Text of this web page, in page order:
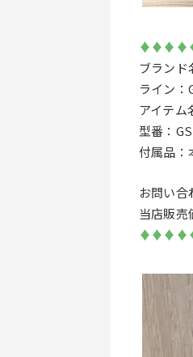
ブランド
ライン：
アイテム
型番：
付属品：
お問い合
当店販売